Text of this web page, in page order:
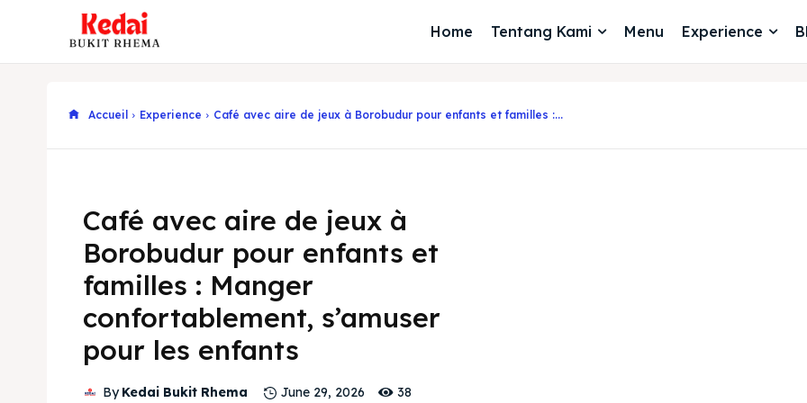
Home Tentang Kami Menu Experience
Accueil Experience Café avec aire de jeux à Borobudur pour enfants et familles :...
Café avec aire de jeux à
Borobudur pour enfants et
familles : Manger
confortablement, s’amuser
pour les enfants
By Kedai Bukit Rhema June 29, 2026 38